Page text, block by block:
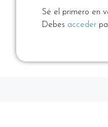
Sé el primero en
Debes acceder